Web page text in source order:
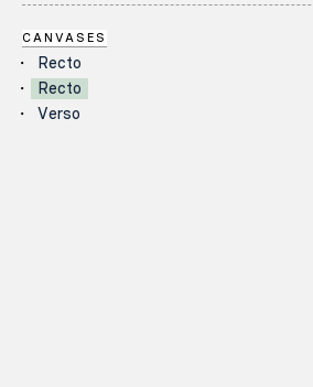
CANVASES
Recto
Recto
Verso